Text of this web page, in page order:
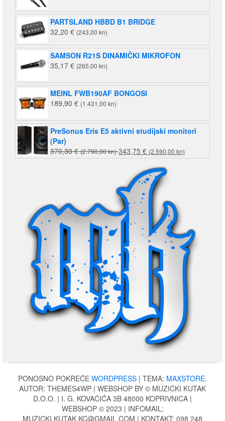
PARTSLAND HBBD B1 BRIDGE
32,20 € (243,00 kn)
SAMSON R21S DINAMIČKI MIKROFON
35,17 € (265,00 kn)
MEINL FWB190AF BONGOSI
189,90 € (1.431,00 kn)
PreSonus Eris E5 aktivni studijski monitori
(Par)
370,30€ (2.790,00 kn)Izvorna
cijena
370,30 €
(2.790,00
kn).
343,75 € (2.590,00 kn)
cijena
PONOSNO POKREĆE WORDPRESS | TEMA: MAXSTORE.
AUTOR: THEMES4WP | WEBSHOP BY © MUZIČKI KUTAK
D.O.O. | I. G. KOVAČIĆA 3B 48000 KOPRIVNICA |
WEBSHOP © 2023 | INFOMAIL;
MUZICKI.KUTAK.KC@GMAIL.COM | KONTAKT: 098 248